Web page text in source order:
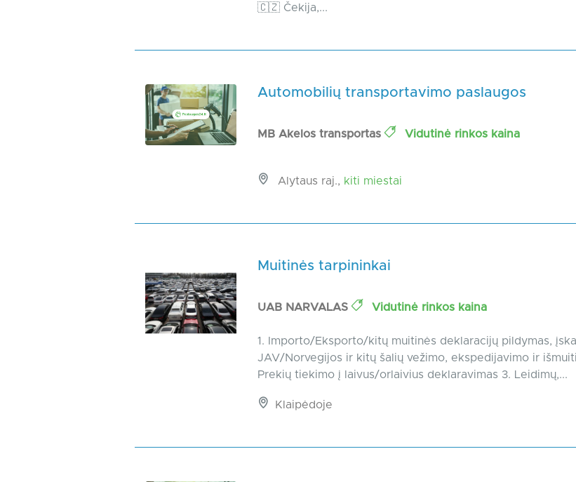
🇨🇿 Čekija,...
Automobilių transportavimo paslaugos
MB Akelos transportas Vidutinė rinkos kaina
Alytaus raj., kiti miestai
Muitinės tarpininkai
UAB NARVALAS Vidutinė rinkos kaina
1. Importo/Eksporto/kitų muitinės deklaracijų pildymas,
JAV/Norvegijos ir kitų šalių vežimo, ekspedijavimo ir
Prekių tiekimo į laivus/orlaivius deklaravimas 3. Leidimų,...
Klaipėdoje